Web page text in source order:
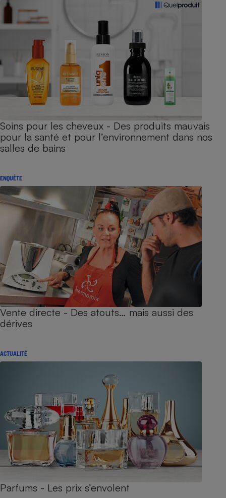
Soins pour les cheveux - Des produits mauvais
pour la santé et pour l’environnement dans nos
salles de bains
ENQUÊTE
Vente directe - Des atouts… mais aussi des
dérives
ACTUALITÉ
Parfums - Les prix s’envolent